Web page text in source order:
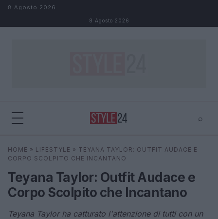
Salta al contenuto
8 Agosto 2026
8 Agosto 2026
⌕
Cerca ⌕
HOME » LIFESTYLE » TEYANA TAYLOR: OUTFIT AUDACE E
CORPO SCOLPITO CHE INCANTANO
Teyana Taylor: Outfit Audace e
Corpo Scolpito che Incantano
Teyana Taylor ha catturato l'attenzione di tutti con un